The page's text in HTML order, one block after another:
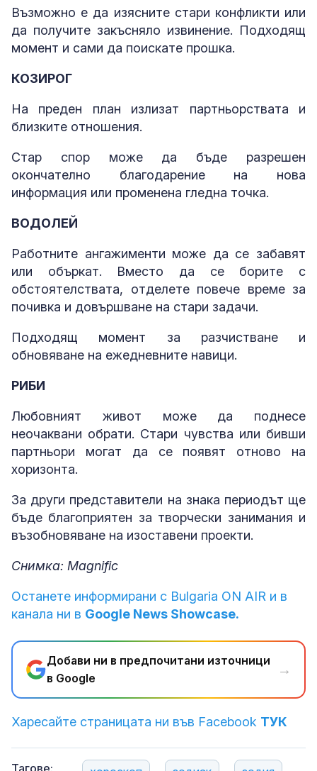
Възможно е да изясните стари конфликти или
да получите закъсняло извинение. Подходящ
момент и сами да поискате прошка.
КОЗИРОГ
На преден план излизат партньорствата и
близките отношения.
Стар спор може да бъде разрешен
окончателно благодарение на нова
информация или променена гледна точка.
ВОДОЛЕЙ
Работните ангажименти може да се забавят
или объркат. Вместо да се борите с
обстоятелствата, отделете повече време за
почивка и довършване на стари задачи.
Подходящ момент за разчистване и
обновяване на ежедневните навици.
РИБИ
Любовният живот може да поднесе
неочаквани обрати. Стари чувства или бивши
партньори могат да се появят отново на
хоризонта.
За други представители на знака периодът ще
бъде благоприятен за творчески занимания и
възобновяване на изоставени проекти.
Снимка: Magnific
Останете информирани с Bulgaria ON AIR и в
канала ни в Google News Showcase.
Добави ни в предпочитани източници
в Google
→
Харесайте страницата ни във Facebook ТУК